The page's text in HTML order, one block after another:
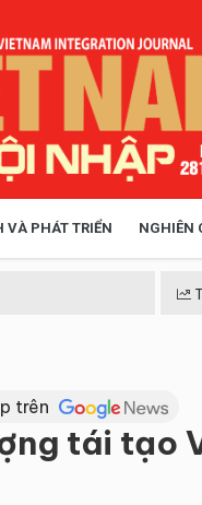
VÀ PHÁT TRIỂN NGHIÊN
trên
tái tạo